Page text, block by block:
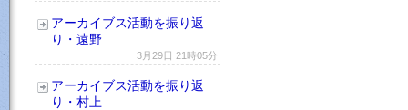
アーカイブス活動を振り返
り・遠野
3月29日 21時05分
アーカイブス活動を振り返
り・村上